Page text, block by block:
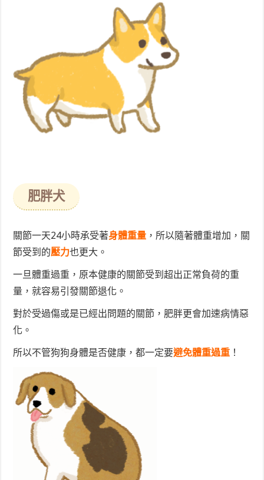
肥胖犬
關節一天24小時承受著身體重量 ，所以隨著體重增加，關
節受到的壓力也更大。
一旦體重過重，原本健康的關節受到超出正常負荷的重
量，就容易引發關節退化。
對於受過傷或是已經出問題的關節，肥胖更會加速病情惡
化。
所以不管狗狗身體是否健康，都一定要避免體重過重 ！